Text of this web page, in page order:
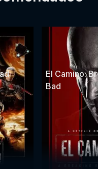
El Camino:
Bad